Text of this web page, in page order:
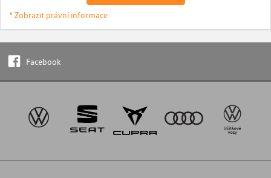
* Zobrazit právní informace
Facebook